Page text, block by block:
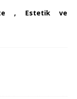
, Estetik ve